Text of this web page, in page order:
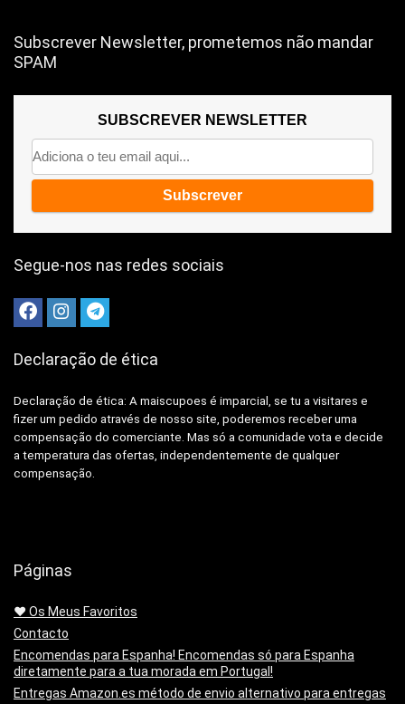
Subscrever Newsletter, prometemos não mandar
SPAM
SUBSCREVER NEWSLETTER
Segue-nos nas redes sociais
Declaração de ética
Declaração de ética: A maiscupoes é imparcial, se tu a visitares e
fizer um pedido através de nosso site, poderemos receber uma
compensação do comerciante. Mas só a comunidade vota e decide
a temperatura das ofertas, independentemente de qualquer
compensação.
Páginas
❤️ Os Meus Favoritos
Contacto
Encomendas para Espanha! Encomendas só para Espanha
diretamente para a tua morada em Portugal!
Entregas Amazon.es método de envio alternativo para entregas